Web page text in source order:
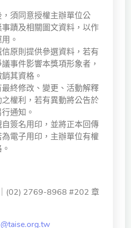
須同意授權主辦單位公
蹟及相關圖文資料，以作
。
原則提供參選資料，若有
事件影響本獎項形象者，
其資格。
終修改、變更、活動解釋
權利，若有異動將公告於
通知。
簽名用印，並將正本回傳
電子用印，主辦單位有權
(02) 2769-8968 #202 章